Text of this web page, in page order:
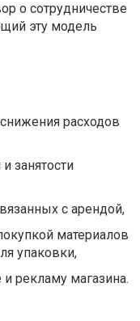
о сотрудничестве
эту модель
расходов
занятости
с арендой,
материалов
упаковки,
рекламу магазина.